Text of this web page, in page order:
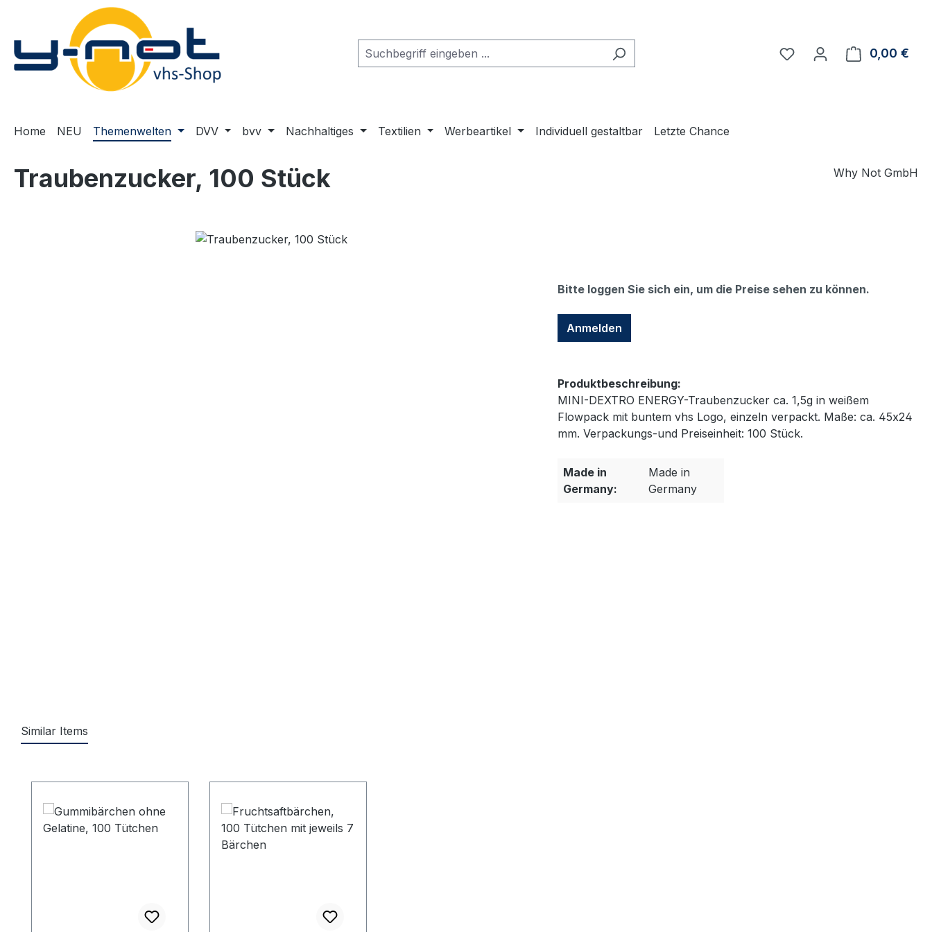
Hauptinhalt springen
Zur Suche springen
Zur Hauptnavigation springen
Du hast 0 Produkte auf
0,00 €
Home NEU Themenwelten DVV bvv Nachhaltiges Textilien Werbeartikel Individuell gestaltbar Letzte Chance
Traubenzucker, 100 Stück Why Not GmbH
Bitte loggen Sie sich ein, um die Preise sehen zu können.
Anmelden
Produktbeschreibung:
MINI-DEXTRO ENERGY-Traubenzucker ca. 1,5g in weißem
Flowpack mit buntem vhs Logo, einzeln verpackt. Maße: ca. 45x24
mm. Verpackungs-und Preiseinheit: 100 Stück.
Made in
Germany:
Made in
Germany
Similar Items